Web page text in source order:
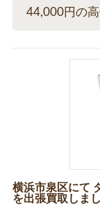
44,000円の高
横浜市泉区にて
を出張買取しま